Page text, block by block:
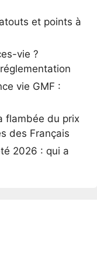
et points à
vie ?
vie GMF :
flambée du prix
des Français
2026 : qui a